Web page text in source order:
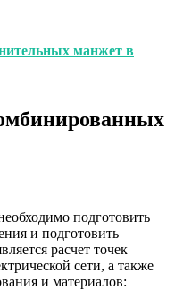
манжет в
подготовить
и подготовить
расчет точек
сети, а также
и материалов: